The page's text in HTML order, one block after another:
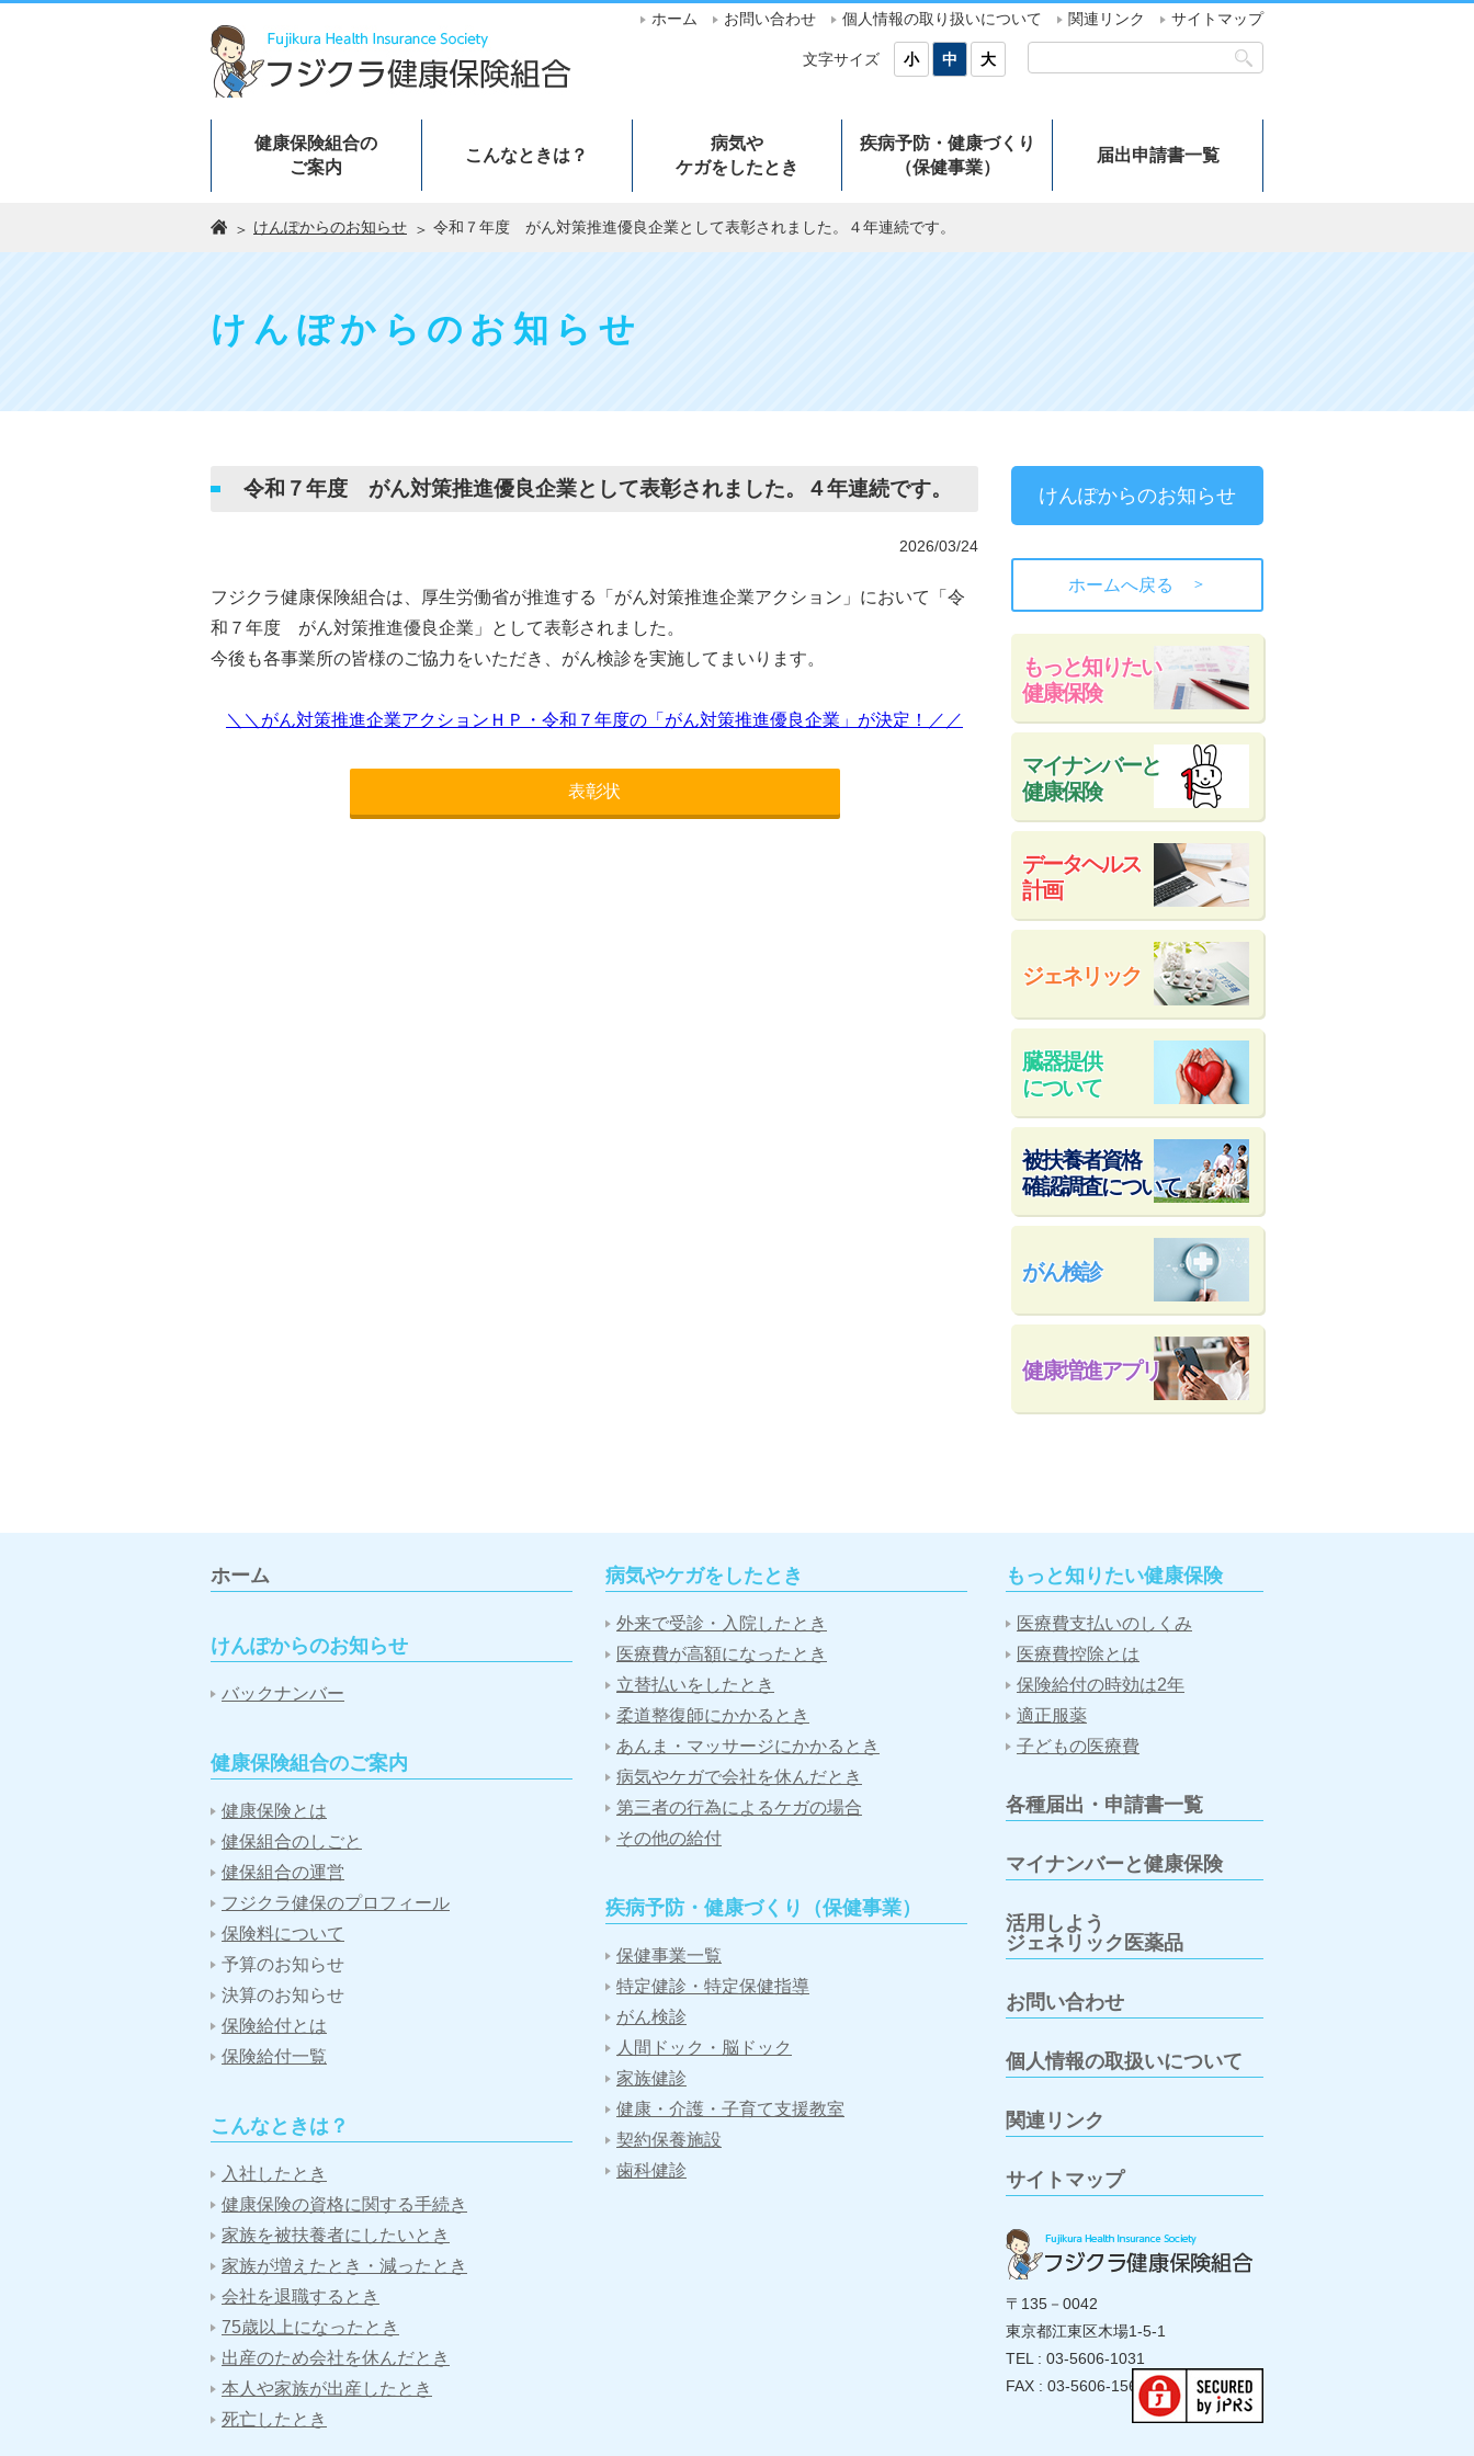
ホーム お問い合わせ 個人情報の取り扱いについて 関連リンク サイトマップ
文字サイズ 小 中 大
健康保険組合の
ご案内
こんなときは？
病気や
ケガをしたとき
疾病予防・健康づくり
（保健事業）
届出申請書一覧
けんぽからのお知らせ 令和７年度 がん対策推進優良企業として表彰されました。４年連続です。
けんぽからのお知らせ
令和７年度 がん対策推進優良企業として表彰されました。４年連続です。
2026/03/24
フジクラ健康保険組合は、厚生労働省が推進する「がん対策推進企業アクション」において「令
和７年度 がん対策推進優良企業」として表彰されました。
今後も各事業所の皆様のご協力をいただき、がん検診を実施してまいります。
＼＼がん対策推進企業アクションＨＰ・令和７年度の「がん対策推進優良企業」が決定！／／
表彰状
けんぽからのお知らせ
ホームへ戻る ＞
もっと知りたい
健康保険
データヘルス
計画
ジェネリック
臓器提供
について
被扶養者資格
確認調査について
がん検診
健康増進アプリ
マイナンバーと
健康保険
ホーム
けんぽからのお知らせ
バックナンバー
健康保険組合のご案内
健康保険とは
健保組合のしごと
健保組合の運営
フジクラ健保のプロフィール
保険料について
予算のお知らせ
決算のお知らせ
保険給付とは
保険給付一覧
こんなときは？
入社したとき
健康保険の資格に関する手続き
家族を被扶養者にしたいとき
家族が増えたとき・減ったとき
会社を退職するとき
75歳以上になったとき
出産のため会社を休んだとき
本人や家族が出産したとき
死亡したとき
病気やケガをしたとき
外来で受診・入院したとき
医療費が高額になったとき
立替払いをしたとき
柔道整復師にかかるとき
あんま・マッサージにかかるとき
病気やケガで会社を休んだとき
第三者の行為によるケガの場合
その他の給付
疾病予防・健康づくり（保健事業）
保健事業一覧
特定健診・特定保健指導
がん検診
人間ドック・脳ドック
家族健診
健康・介護・子育て支援教室
契約保養施設
歯科健診
もっと知りたい健康保険
医療費支払いのしくみ
医療費控除とは
保険給付の時効は2年
適正服薬
子どもの医療費
各種届出・申請書一覧
マイナンバーと健康保険
活用しよう
ジェネリック医薬品
お問い合わせ
個人情報の取扱いについて
関連リンク
サイトマップ
〒135－0042
東京都江東区木場1-5-1
TEL : 03-5606-1031
FAX : 03-5606-1560